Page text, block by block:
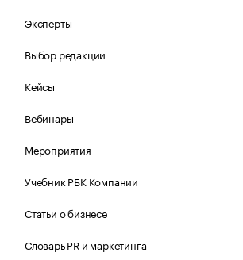
Эксперты
Выбор редакции
Кейсы
Вебинары
Мероприятия
Учебник РБК Компании
Статьи о бизнесе
Словарь PR и маркетинга